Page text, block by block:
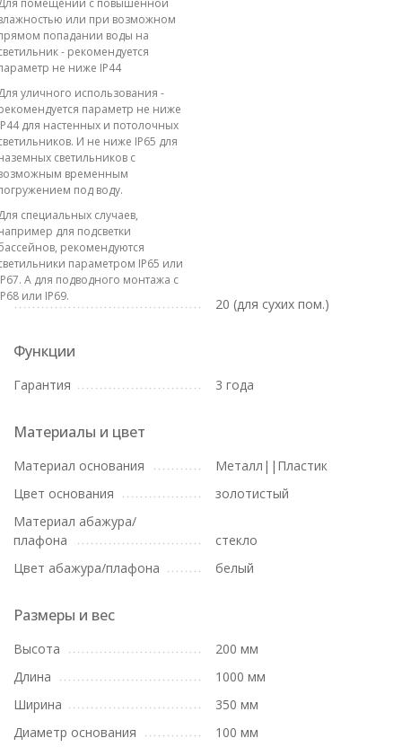
помещений с повышенной
или при возможном
попадании воды на
- рекомендуется
не ниже IP44
уличного использования -
параметр не ниже
для настенных и потолочных
И не ниже IP65 для
светильников с
временным
под воду.
специальных случаев,
для подсветки
рекомендуются
параметром IP65 или
А для подводного монтажа с
или IP69.
20 (для сухих пом.)
Функции
Гарантия 3 года
Материалы и цвет
Материал основания
Металл||Пластик
Цвет основания
золотистый
Материал абажура/
плафона
стекло
Цвет абажура/плафона
белый
Размеры и вес
Высота
200 мм
Длина
1000 мм
Ширина
350 мм
Диаметр основания
100 мм